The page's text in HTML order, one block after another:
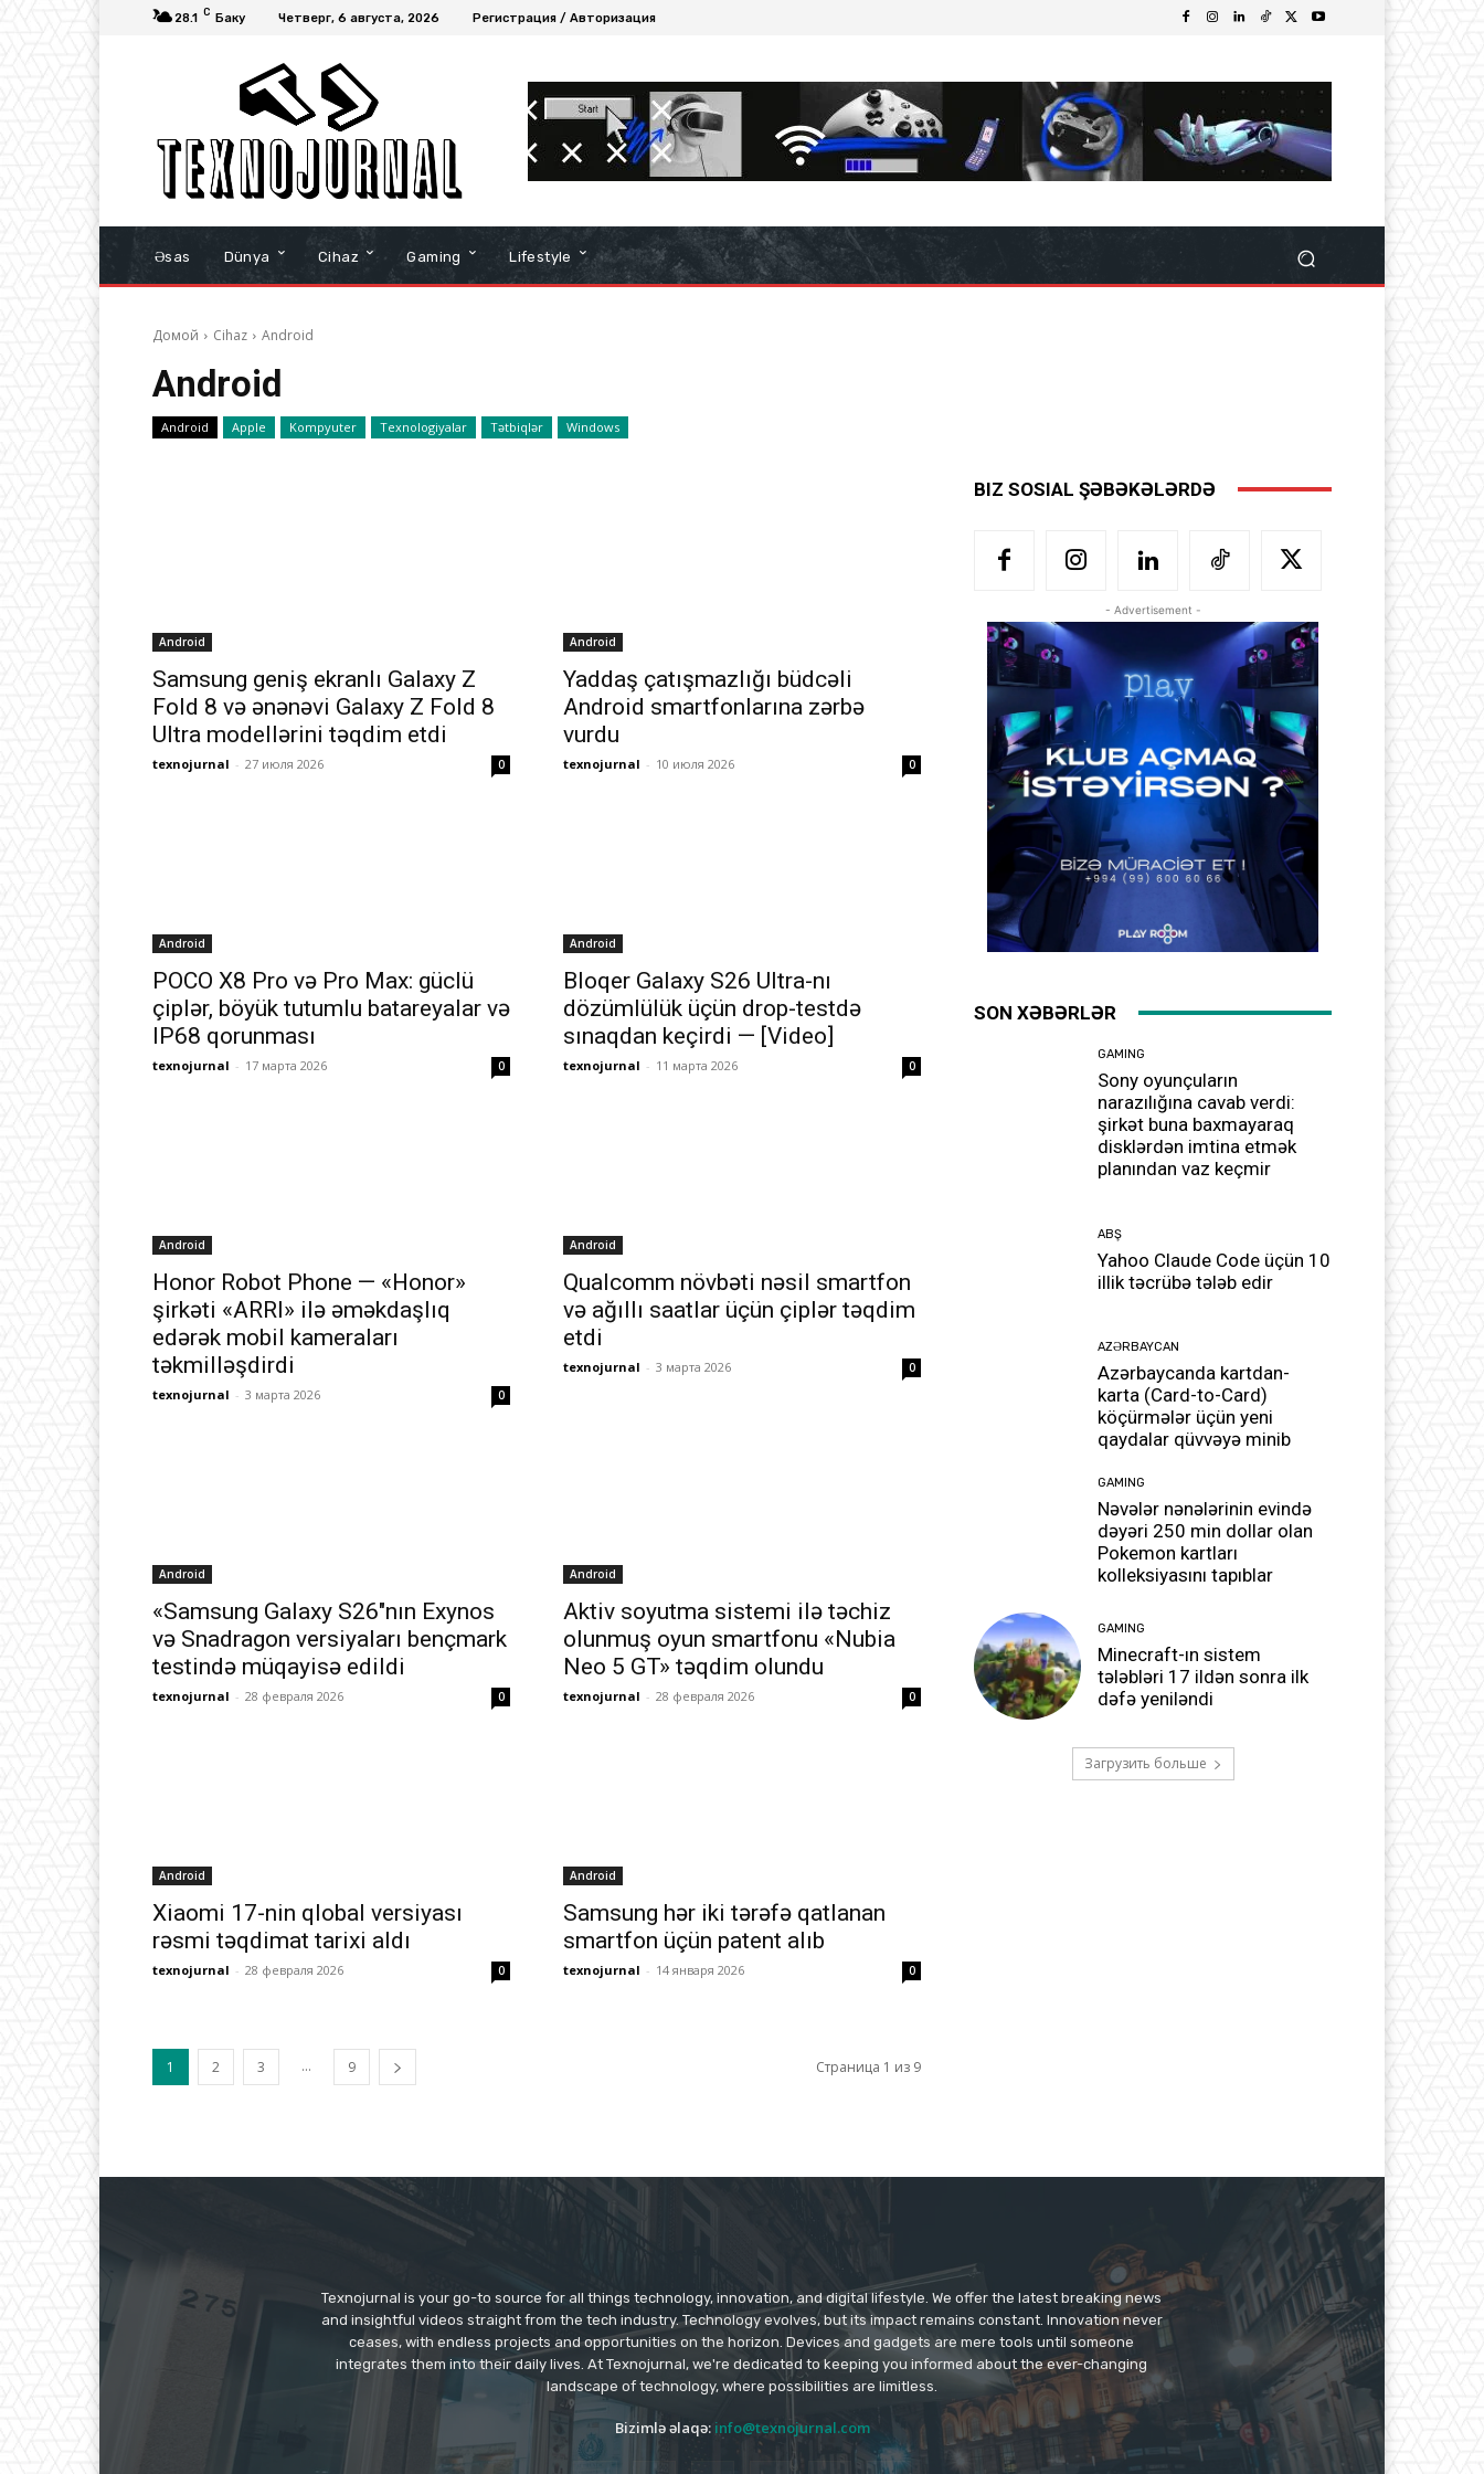
28.1 C Баку Четверг, 6 августа, 2026 Регистрация / Авторизация
Əsas Dünya Cihaz Gaming Lifestyle
Домой Cihaz Android
Android
Android Apple Kompyuter Texnologiyalar Tətbiqlər Windows
Android
Samsung geniş ekranlı Galaxy Z
Fold 8 və ənənəvi Galaxy Z Fold 8
Ultra modellərini təqdim etdi
texnojurnal - 27 июля 2026 0
Android
Yaddaş çatışmazlığı büdcəli
Android smartfonlarına zərbə
vurdu
texnojurnal - 10 июля 2026 0
Android
POCO X8 Pro və Pro Max: güclü
çiplər, böyük tutumlu batareyalar və
IP68 qorunması
texnojurnal - 17 марта 2026 0
Android
Bloqer Galaxy S26 Ultra-nı
dözümlülük üçün drop-testdə
sınaqdan keçirdi — [Video]
texnojurnal - 11 марта 2026 0
Android
Honor Robot Phone — «Honor»
şirkəti «ARRI» ilə əməkdaşlıq
edərək mobil kameraları
təkmilləşdirdi
texnojurnal - 3 марта 2026 0
Android
Qualcomm növbəti nəsil smartfon
və ağıllı saatlar üçün çiplər təqdim
etdi
texnojurnal - 3 марта 2026 0
Android
«Samsung Galaxy S26″nın Exynos
və Snadragon versiyaları bençmark
testində müqayisə edildi
texnojurnal - 28 февраля 2026 0
Android
Aktiv soyutma sistemi ilə təchiz
olunmuş oyun smartfonu «Nubia
Neo 5 GT» təqdim olundu
texnojurnal - 28 февраля 2026 0
Android
Xiaomi 17-nin qlobal versiyası
rəsmi təqdimat tarixi aldı
texnojurnal - 28 февраля 2026 0
Android
Samsung hər iki tərəfə qatlanan
smartfon üçün patent alıb
texnojurnal - 14 января 2026 0
1 2 3 ... 9 Страница 1 из 9
BIZ SOSIAL ŞƏBƏKƏLƏRDƏ
- Advertisement -
SON XƏBƏRLƏR
GAMING
Sony oyunçuların
narazılığına cavab verdi:
şirkət buna baxmayaraq
disklərdən imtina etmək
planından vaz keçmir
ABŞ
Yahoo Claude Code üçün 10
illik təcrübə tələb edir
AZƏRBAYCAN
Azərbaycanda kartdan-
karta (Card-to-Card)
köçürmələr üçün yeni
qaydalar qüvvəyə minib
GAMING
Nəvələr nənələrinin evində
dəyəri 250 min dollar olan
Pokemon kartları
kolleksiyasını tapıblar
GAMING
Minecraft-ın sistem
tələbləri 17 ildən sonra ilk
dəfə yeniləndi
Загрузить больше
Texnojurnal is your go-to source for all things technology, innovation, and digital lifestyle. We offer the latest breaking news
and insightful videos straight from the tech industry. Technology evolves, but its impact remains constant. Innovation never
ceases, with endless projects and opportunities on the horizon. Devices and gadgets are mere tools until someone
integrates them into their daily lives. At Texnojurnal, we're dedicated to keeping you informed about the ever-changing
landscape of technology, where possibilities are limitless.
Bizimlə əlaqə: info@texnojurnal.com